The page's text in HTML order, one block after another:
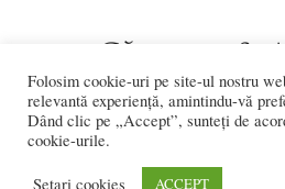
numai cu acordul expres al
Folosim cookie-uri pe site-ul nostru
relevantă experiență, amintindu-vă
Dând clic pe „Accept”, sunteți de
cookie-urile.
Setari cookies ACCEPT